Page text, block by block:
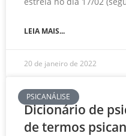
LEIA MAIS...
20 de janeiro de 2022
PSICANÁLISE
Dicionário de
de termos